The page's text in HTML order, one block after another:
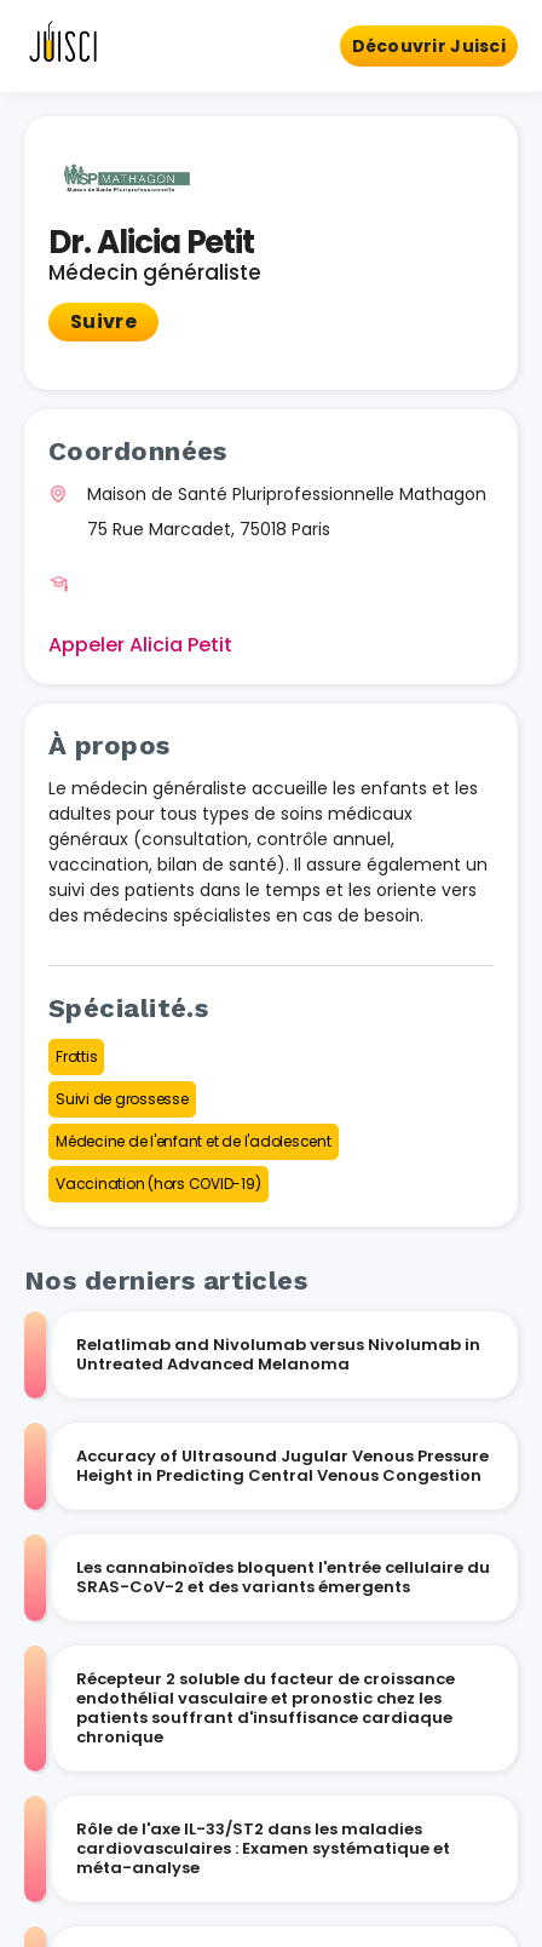
Découvrir Juisci
Dr. Alicia Petit
Médecin généraliste
Suivre
Coordonnées
Maison de Santé Pluriprofessionnelle Mathagon
75 Rue Marcadet, 75018 Paris
Appeler Alicia Petit
À propos
Le médecin généraliste accueille les enfants et les
adultes pour tous types de soins médicaux
généraux (consultation, contrôle annuel,
vaccination, bilan de santé). Il assure également un
suivi des patients dans le temps et les oriente vers
des médecins spécialistes en cas de besoin.
Spécialité.s
Frottis
Suivi de grossesse
Médecine de l'enfant et de l'adolescent
Vaccination (hors COVID-19)
Nos derniers articles
Relatlimab and Nivolumab versus Nivolumab in
Untreated Advanced Melanoma
Accuracy of Ultrasound Jugular Venous Pressure
Height in Predicting Central Venous Congestion
Les cannabinoïdes bloquent l'entrée cellulaire du
SRAS-CoV-2 et des variants émergents
Récepteur 2 soluble du facteur de croissance
endothélial vasculaire et pronostic chez les
patients souffrant d'insuffisance cardiaque
chronique
Rôle de l'axe IL-33/ST2 dans les maladies
cardiovasculaires : Examen systématique et
méta-analyse